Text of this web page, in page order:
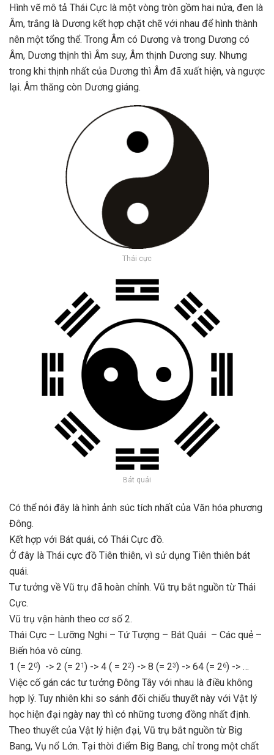
Hình vẽ mô tả Thái Cực là một vòng tròn gồm hai nửa, đen là
Âm, trắng là Dương kết hợp chặt chẽ với nhau để hình thành
nên một tổng thể. Trong Âm có Dương và trong Dương có
Âm, Dương thịnh thì Âm suy, Âm thịnh Dương suy. Nhưng
trong khi thịnh nhất của Dương thì Âm đã xuất hiện, và ngược
lại. Âm thăng còn Dương giáng.
Thái cực
Bát quái
Có thể nói đây là hình ảnh súc tích nhất của Văn hóa phương
Đông.
Kết hợp với Bát quái, có Thái Cực đồ.
Ở đây là Thái cực đồ Tiên thiên, vì sử dụng Tiên thiên bát
quái.
Tư tưởng về Vũ trụ đã hoàn chỉnh. Vũ trụ bắt nguồn từ Thái
Cực.
Vũ trụ vận hành theo cơ số 2.
Thái Cực – Lưỡng Nghi – Tứ Tượng – Bát Quái – Các quẻ –
Biến hóa vô cùng.
1 (= 20) -> 2 (= 21 ) -> 4 ( = 22) -> 8 (= 23) -> 64 (= 26) -> …
Việc cố gán các tư tưởng Đông Tây với nhau là điều không
hợp lý. Tuy nhiên khi so sánh đối chiếu thuyết này với Vật lý
học hiện đại ngày nay thì có những tương đồng nhất định.
Theo thuyết của Vật lý hiện đại, Vũ trụ bắt nguồn từ Big
Bang, Vụ nổ Lớn. Tại thời điểm Big Bang, chỉ trong một chất